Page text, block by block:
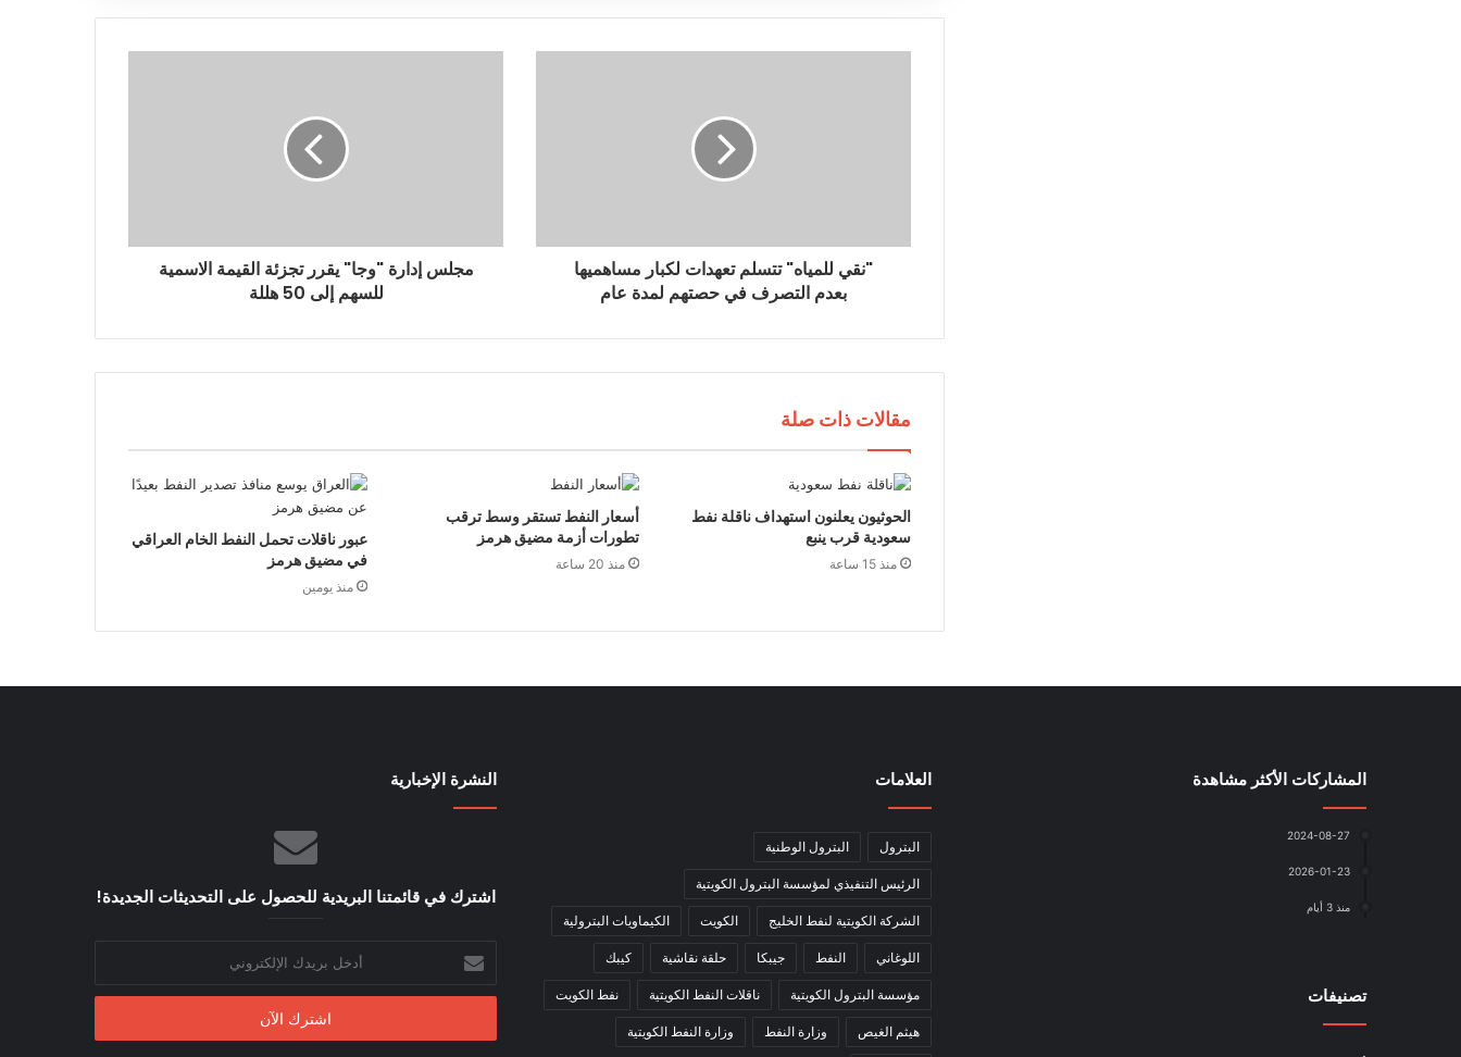
ا
"نقي للمياه" تتسلم تعهدات لكبار مساهميها
بعدم التصرف في حصتهم لمدة عام
مجلس إدارة "وجا" يقرر تجزئة القيمة الاسمية
للسهم إلى 50 هللة
مقالات ذات صلة
الحوثيون يعلنون استهداف ناقلة نفط
سعودية قرب ينبع
منذ 15 ساعة
أسعار النفط تستقر وسط ترقب
تطورات أزمة مضيق هرمز
منذ 20 ساعة
عبور ناقلات تحمل النفط الخام العراقي
في مضيق هرمز
منذ يومين
المشاركات الأكثر مشاهدة
2024-08-27
2026-01-23
منذ 3 أيام
تصنيفات
العلامات
البترول البترول الوطنية
الرئيس التنفيذي لمؤسسة البترول الكويتية
الشركة الكويتية لنفط الخليج الكويت الكيماويات البترولية
اللوغاني النفط جيبكا حلقة نقاشية كيبك
مؤسسة البترول الكويتية ناقلات النفط الكويتية نفط الكويت
هيثم الغيص وزارة النفط وزارة النفط الكويتية
النشرة الإخبارية
اشترك في قائمتنا البريدية للحصول على التحديثات الجديدة!
أدخل
بريدك
الإلكتروني